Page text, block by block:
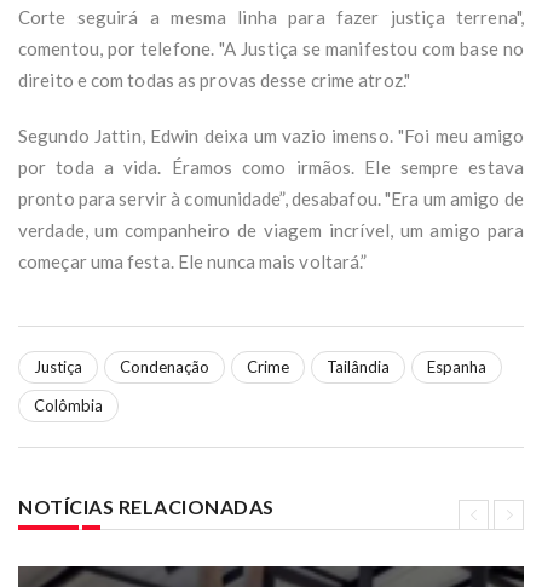
Corte seguirá a mesma linha para fazer justiça terrena",
comentou, por telefone. "A Justiça se manifestou com base no
direito e com todas as provas desse crime atroz."
Segundo Jattin, Edwin deixa um vazio imenso. "Foi meu amigo
por toda a vida. Éramos como irmãos. Ele sempre estava
pronto para servir à comunidade”, desabafou. "Era um amigo de
verdade, um companheiro de viagem incrível, um amigo para
começar uma festa. Ele nunca mais voltará.”
Justiça Condenação Crime Tailândia
Espanha
Colômbia
NOTÍCIAS RELACIONADAS